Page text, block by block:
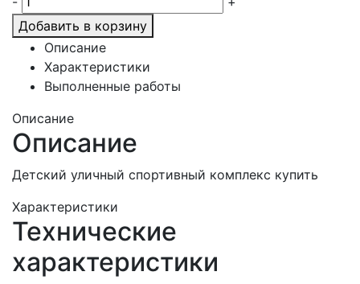
Добавить в корзину
Описание
Характеристики
Выполненные работы
Описание
Описание
Детский уличный спортивный комплекс купить
Характеристики
Технические
характеристики